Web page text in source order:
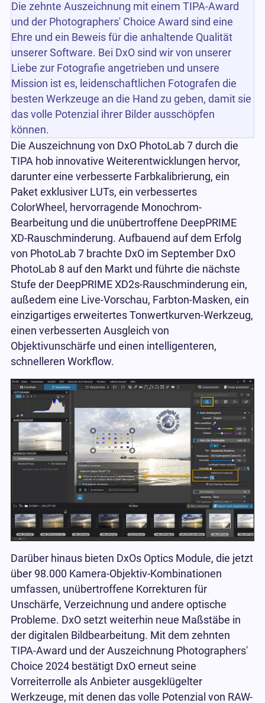
Die zehnte Auszeichnung mit einem TIPA-Award
und der Photographers' Choice Award sind eine
Ehre und ein Beweis für die anhaltende Qualität
unserer Software. Bei DxO sind wir von unserer
Liebe zur Fotografie angetrieben und unsere
Mission ist es, leidenschaftlichen Fotografen die
besten Werkzeuge an die Hand zu geben, damit sie
das volle Potenzial ihrer Bilder ausschöpfen
können.
Die Auszeichnung von DxO PhotoLab 7 durch die
TIPA hob innovative Weiterentwicklungen hervor,
darunter eine verbesserte Farbkalibrierung, ein
Paket exklusiver LUTs, ein verbessertes
ColorWheel, hervorragende Monochrom-
Bearbeitung und die unübertroffene DeepPRIME
XD-Rauschminderung. Aufbauend auf dem Erfolg
von PhotoLab 7 brachte DxO im September DxO
PhotoLab 8 auf den Markt und führte die nächste
Stufe der DeepPRIME XD2s-Rauschminderung ein,
außedem eine Live-Vorschau, Farbton-Masken, ein
einzigartiges erweitertes Tonwertkurven-Werkzeug,
einen verbesserten Ausgleich von
Objektivunschärfe und einen intelligenteren,
schnelleren Workflow.
Darüber hinaus bieten DxOs Optics Module, die jetzt
über 98.000 Kamera-Objektiv-Kombinationen
umfassen, unübertroffene Korrekturen für
Unschärfe, Verzeichnung und andere optische
Probleme. DxO setzt weiterhin neue Maßstäbe in
der digitalen Bildbearbeitung. Mit dem zehnten
TIPA-Award und der Auszeichnung Photographers'
Choice 2024 bestätigt DxO erneut seine
Vorreiterrolle als Anbieter ausgeklügelter
Werkzeuge, mit denen das volle Potenzial von RAW-